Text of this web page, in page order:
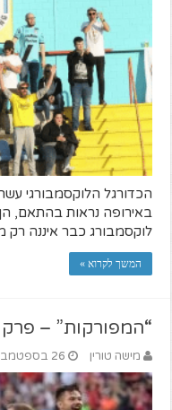
הכדורגל הלוקסמבורגי
באירופה נראות בהתאם,
לוקסמבורג כבר איננה רק
המשך לקרוא »
“המפורקות” – פרק
מישה טורין 26 בספטמבר 2018